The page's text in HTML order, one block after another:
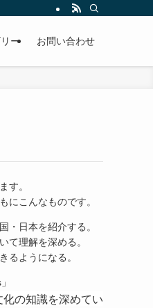
ー お問い合わせ
す。
にこんなものです。
・日本を紹介する。
て理解を深める。
るようになる。
の知識を深めてい